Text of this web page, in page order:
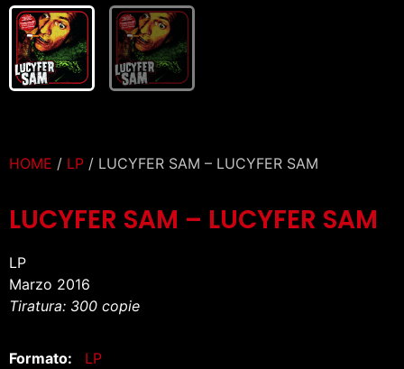
HOME / LP / LUCYFER SAM – LUCYFER SAM
LUCYFER SAM – LUCYFER SAM
LP
Marzo 2016
Tiratura: 300 copie
Formato: LP